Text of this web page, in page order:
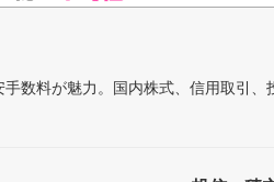
数料が魅力。国内株式、信用取引、